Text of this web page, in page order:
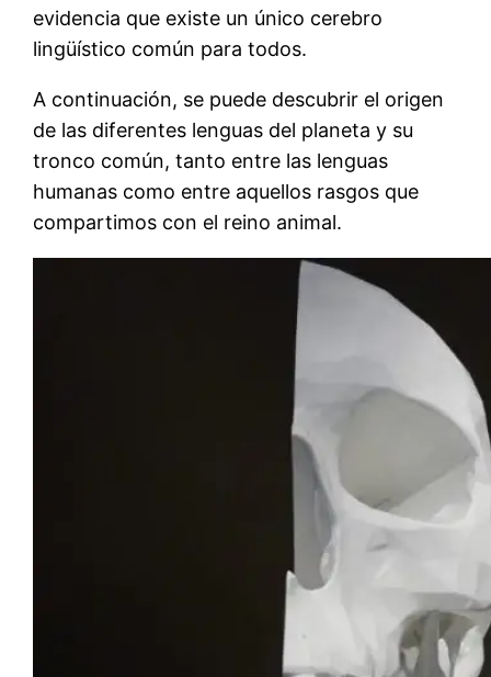
evidencia que existe un único cerebro
lingüístico común para todos.
A continuación, se puede descubrir el origen
de las diferentes lenguas del planeta y su
tronco común, tanto entre las lenguas
humanas como entre aquellos rasgos que
compartimos con el reino animal.